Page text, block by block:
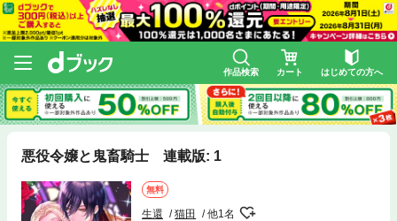
作品検索 カート はじめての方へ
悪役令嬢と鬼畜騎士 連載版: 1
無料
生還 猫田 他1名